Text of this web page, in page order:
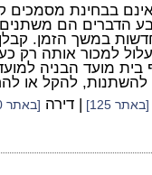
בבחינת מסמכים
הדברים הם
במשך הזמן.
למכור אותה רק
בית מועד הבניה
להשתנות, להקל או
[באתר 125] | דירה [באתר 520]